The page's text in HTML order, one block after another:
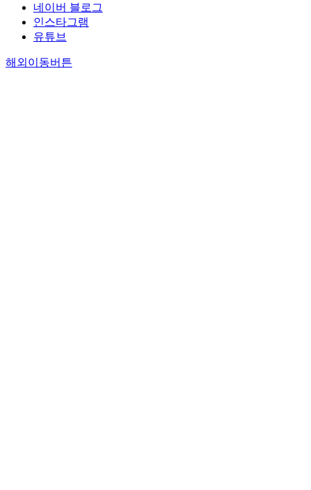
네이버 블로그
인스타그램
유튜브
해외이동버튼